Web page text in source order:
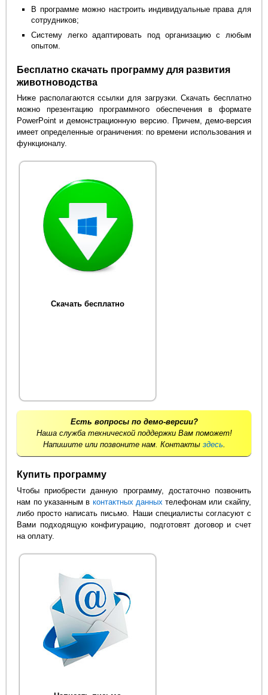
В программе можно настроить индивидуальные права для
сотрудников;
Систему легко адаптировать под организацию с любым
опытом.
Бесплатно скачать программу для развития
животноводства
Ниже располагаются ссылки для загрузки. Скачать бесплатно
можно презентацию программного обеспечения в формате
PowerPoint и демонстрационную версию. Причем, демо-версия
имеет определенные ограничения: по времени использования и
функционалу.
Скачать бесплатно
Есть вопросы по демо-версии?
Наша служба технической поддержки Вам поможет!
Напишите или позвоните нам. Контакты здесь.
Купить программу
Чтобы приобрести данную программу, достаточно позвонить
нам по указанным в контактных данных телефонам или скайпу,
либо просто написать письмо. Наши специалисты согласуют с
Вами подходящую конфигурацию, подготовят договор и счет
на оплату.